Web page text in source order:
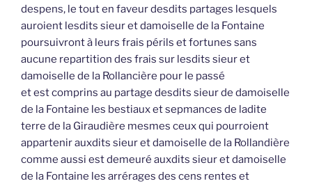
despens, le tout en faveur desdits partages lesquels
auroient lesdits sieur et damoiselle de la Fontaine
poursuivront à leurs frais périls et fortunes sans
aucune repartition des frais sur lesdits sieur et
damoiselle de la Rollancière pour le passé
et est comprins au partage desdits sieur de damoiselle
de la Fontaine les bestiaux et sepmances de ladite
terre de la Giraudière mesmes ceux qui pourroient
appartenir auxdits sieur et damoiselle de la Rollandière
comme aussi est demeuré auxdits sieur et damoiselle
de la Fontaine les arrérages des cens rentes et